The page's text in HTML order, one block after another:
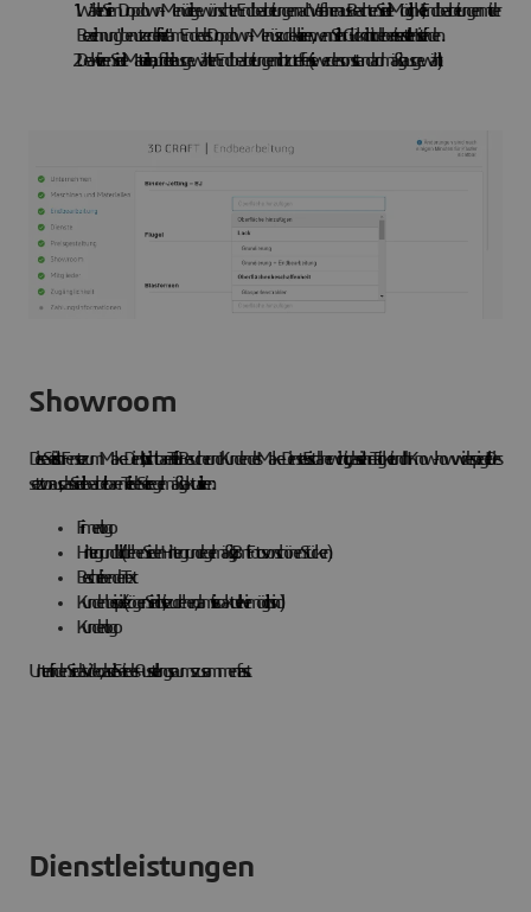
Wählen Sie im Dropdown-Menü die gewünschten Endbearbeitungen nach Verfahren aus - Beachten Sie die Möglichkeit, Endbearbeitungen mit der
Bezeichnung "benutzerdefiniert" am Ende des Dropdown-Menüs zu deklarieren, wenn Sie Ihr Glück nicht in der bereits erstellten Liste finden.
Deaktivieren Sie die Materialien, auf die die ausgewählten Endbearbeitungen nicht zutreffen (sie werden sonst standardmäßig ausgewählt).
Showroom
Diese Seite ist Ihr Fenster zum Make-Dienst, Ihr sichtbarer Teil für Besucher und Kunden des Make-Dienstes. Es ist daher wichtig, dass sie Ihre Tätigkeit und Ihr Know-how widerspiegelt. Dies
setzt voraus, dass Sie die bearbeitbaren Teile der Seite regelmäßig aktualisieren:
Firmenlogo
Hintergrundbild (drehen Sie den Hintergrund regelmäßig, z. B. mit Fotos von schönen Stücken)
Beschreibender Text
Kundenbeispiele (zögern Sie nicht, sie zu drehen, damit sie so aktuell wie möglich sind)
Kundenlogo
Unten finden Sie das Video, das die Seite des Ausstellungsraums zusammenfasst.
Dienstleistungen